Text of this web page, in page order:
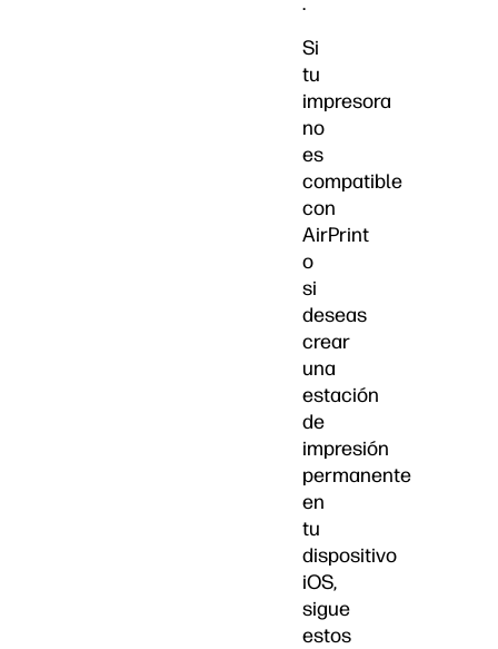
Si
tu
impresora
no
es
compatible
con
AirPrint
o
si
deseas
crear
una
estación
de
impresión
permanente
en
tu
dispositivo
iOS,
sigue
estos